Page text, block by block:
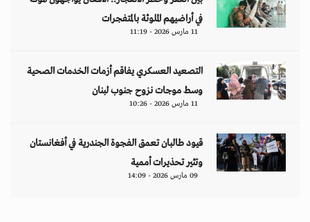
في أراضيهم الملوثة بالمتفجرات
11 مارس 2026 - 11:19
التصعيد العسكري يفاقم أزمات الخدمات الصحية
وسط موجات نزوح جنوب لبنان
11 مارس 2026 - 10:26
قيود طالبان تعمق الفجوة الجندرية في أفغانستان
وتثير تحذيرات أممية
09 مارس 2026 - 14:09